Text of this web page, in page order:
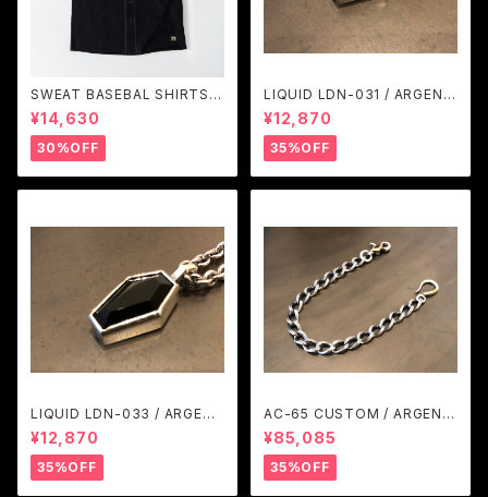
SWEAT BASEBAL SHIRTS
(BLACK) / GAVIAL
¥14,630
30%OFF
LIQUID LDN-031 / ARGENT
GLEAM
¥12,870
35%OFF
LIQUID LDN-033 / ARGENT
GLEAM
¥12,870
35%OFF
AC-65 CUSTOM / ARGENT
GLEAM
¥85,085
35%OFF